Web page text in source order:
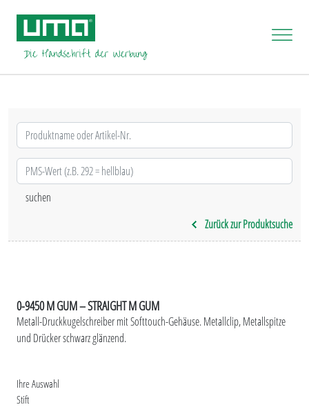
Zurück zur Produktsuche
0-9450 M GUM – STRAIGHT M GUM
Metall-Druckkugelschreiber mit Softtouch-Gehäuse. Metallclip, Metallspitze
und Drücker schwarz glänzend.
Ihre Auswahl
Stift